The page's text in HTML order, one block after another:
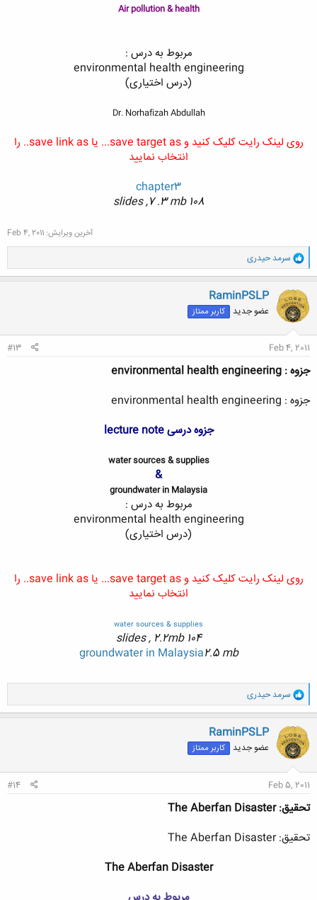
Air pollution & health
مربوط به درس :
environmental health engineering
(درس اختیاری)
Dr. Norhafizah Abdullah
روی لینک رایت کلیک کنید و save target as... یا save link as.. را
انتخاب نمایید
chapter3
108 slides ,7 .3 mb
آخرین ویرایش: Feb 4, 2011
و
ا
ک
ن
ش
ه
ا
سرمد حیدری
RaminPSLP
عضو جدید کاربر ممتاز
Feb 4, 2011
#13
جزوه : environmental health engineering
جزوه : environmental health engineering
جزوه درسی lecture note
water sources & supplies
&
groundwater in Malaysia
مربوط به درس :
environmental health engineering
(درس اختیاری)
روی لینک رایت کلیک کنید و save target as... یا save link as.. را
انتخاب نمایید
water sources & supplies
104 slides , 2.2mb
groundwater in Malaysia2.5 mb
و
ا
ک
ن
ش
ه
ا
سرمد حیدری
RaminPSLP
عضو جدید کاربر ممتاز
Feb 5, 2011
#14
تحقیق: The Aberfan Disaster
تحقیق: The Aberfan Disaster
The Aberfan Disaster